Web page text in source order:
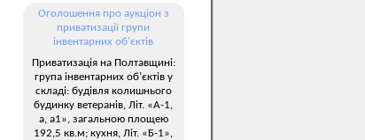
Оголошення про аукціон з
приватизації групи
інвентарних об’єктів
Приватизація на Полтавщині:
група інвентарних об’єктів у
складі: будівля колишнього
будинку ветеранів, Літ. «А-1,
а, а1», загальною площею
192,5 кв.м; кухня, Літ. «Б-1»,